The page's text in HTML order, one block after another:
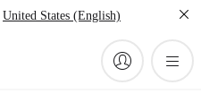
United States (English)